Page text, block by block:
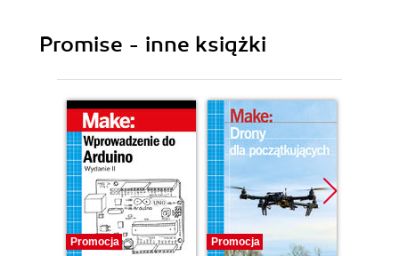
Promise - inne książki
Promocja Promocja